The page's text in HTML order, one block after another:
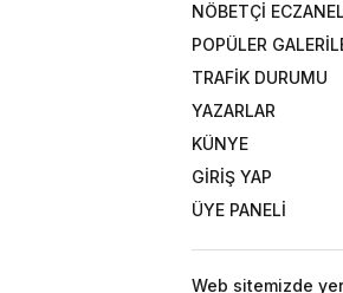
NÖBETÇİ
POPÜLER
TRAFİK DURUMU
YAZARLAR
KÜNYE
GİRİŞ YAP
ÜYE PANELİ
Web sitemizde